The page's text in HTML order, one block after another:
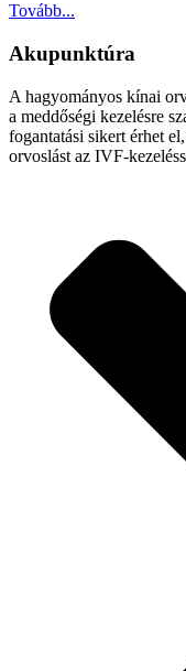
Tovább...
Akupunktúra
A hagyományos kínai
a meddőségi kezelésre
fogantatási sikert érhet
orvoslást az IVF-